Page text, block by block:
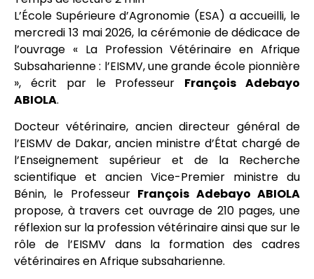
L’École Supérieure d’Agronomie (ESA) a accueilli, le
mercredi 13 mai 2026, la cérémonie de dédicace de
l’ouvrage « La Profession Vétérinaire en Afrique
Subsaharienne : l’EISMV, une grande école pionnière
», écrit par le Professeur François Adebayo
ABIOLA.
Docteur vétérinaire, ancien directeur général de
l’EISMV de Dakar, ancien ministre d’État chargé de
l’Enseignement supérieur et de la Recherche
scientifique et ancien Vice-Premier ministre du
Bénin, le Professeur François Adebayo ABIOLA
propose, à travers cet ouvrage de 210 pages, une
réflexion sur la profession vétérinaire ainsi que sur le
rôle de l’EISMV dans la formation des cadres
vétérinaires en Afrique subsaharienne.